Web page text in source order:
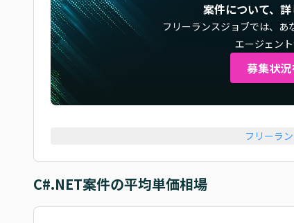
案件について、
フリーランスジョブでは、 あ
エージェン
募集状況
フリーラ
C#.NET案件の平均単価相場